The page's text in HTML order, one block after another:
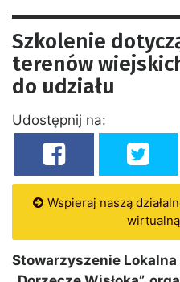
Szkolenie
terenów
do udziału
Udostępnij na:
Wspieraj naszą
Stowarzyszenie Lokalna